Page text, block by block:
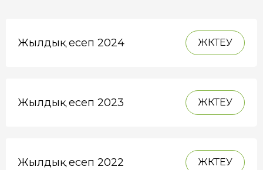
Жылдық есеп 2024 ЖҮКТЕУ
Жылдық есеп 2023 ЖҮКТЕУ
Жылдық есеп 2022 ЖҮКТЕУ